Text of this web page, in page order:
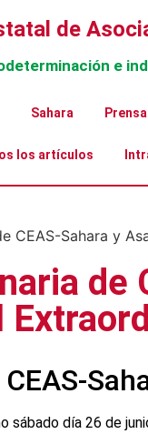
de
e
Sahara
los artículos
de
sábado día 26 de